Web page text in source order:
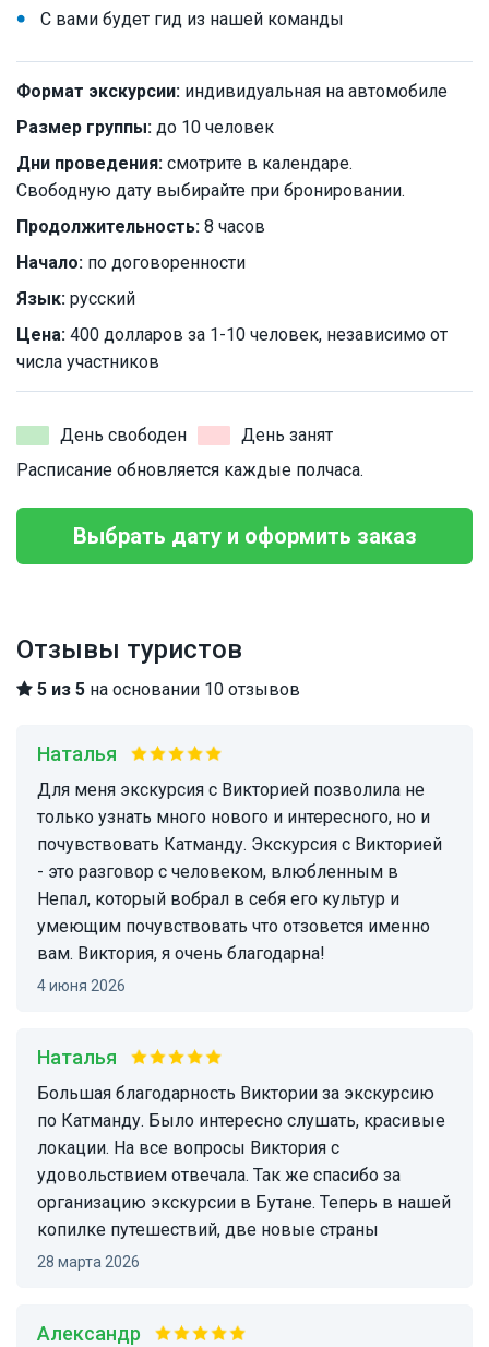
С вами будет гид из нашей команды
Формат экскурсии: индивидуальная на автомобиле
Размер группы: до 10 человек
Дни проведения: смотрите в календаре.
Свободную дату выбирайте при бронировании.
Продолжительность: 8 часов
Начало: по договоренности
Язык: русский
Цена: 400 долларов за 1-10 человек, независимо от
числа участников
День свободен
День занят
Расписание обновляется каждые полчаса.
Выбрать дату и оформить заказ
Отзывы туристов
5 из 5 на основании 10 отзывов
Наталья
Для меня экскурсия с Викторией позволила не
только узнать много нового и интересного, но и
почувствовать Катманду. Экскурсия с Викторией
- это разговор с человеком, влюбленным в
Непал, который вобрал в себя его культур и
умеющим почувствовать что отзовется именно
вам. Виктория, я очень благодарна!
4 июня 2026
Наталья
Большая благодарность Виктории за экскурсию
по Катманду. Было интересно слушать, красивые
локации. На все вопросы Виктория с
удовольствием отвечала. Так же спасибо за
организацию экскурсии в Бутане. Теперь в нашей
копилке путешествий, две новые страны
28 марта 2026
Александр